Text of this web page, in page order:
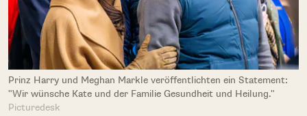
Prinz Harry und Meghan Markle veröffentlichten ein Statement:
"Wir wünsche Kate und der Familie Gesundheit und Heilung."
Picturedesk